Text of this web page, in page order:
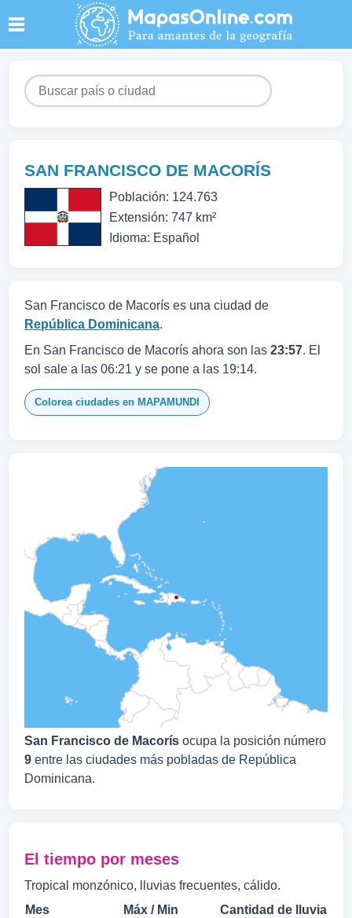
SAN FRANCISCO DE MACORÍS
Población: 124.763
Extensión: 747 km²
Idioma: Español
San Francisco de Macorís es una ciudad de
República Dominicana.
En San Francisco de Macorís ahora son las 23:57. El
sol sale a las 06:21 y se pone a las 19:14.
Colorea ciudades en MAPAMUNDI
San Francisco de Macorís ocupa la posición número
9 entre las ciudades más pobladas de República
Dominicana.
El tiempo por meses
Tropical monzónico, lluvias frecuentes, cálido.
Mes
Máx / Min Cantidad de lluvia